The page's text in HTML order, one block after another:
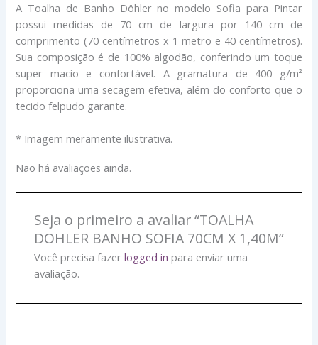
A Toalha de Banho Döhler no modelo Sofia para Pintar
possui medidas de 70 cm de largura por 140 cm de
comprimento (70 centímetros x 1 metro e 40 centímetros).
Sua composição é de 100% algodão, conferindo um toque
super macio e confortável. A gramatura de 400 g/m²
proporciona uma secagem efetiva, além do conforto que o
tecido felpudo garante.
* Imagem meramente ilustrativa.
Não há avaliações ainda.
Seja o primeiro a avaliar “TOALHA
DOHLER BANHO SOFIA 70CM X 1,40M”
Você precisa fazer logged in para enviar uma
avaliação.